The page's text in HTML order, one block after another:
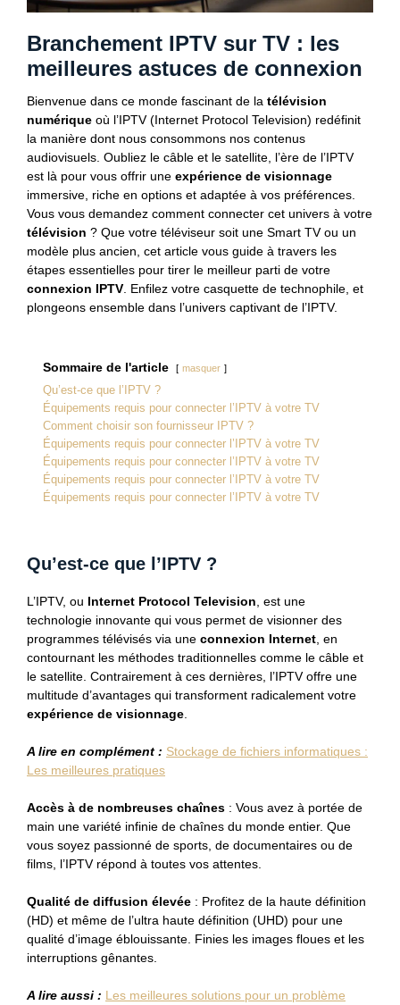
Branchement IPTV sur TV : les
meilleures astuces de connexion
Bienvenue dans ce monde fascinant de la télévision
numérique où l’IPTV (Internet Protocol Television) redéfinit
la manière dont nous consommons nos contenus
audiovisuels. Oubliez le câble et le satellite, l’ère de l’IPTV
est là pour vous offrir une expérience de visionnage
immersive, riche en options et adaptée à vos préférences.
Vous vous demandez comment connecter cet univers à votre
télévision ? Que votre téléviseur soit une Smart TV ou un
modèle plus ancien, cet article vous guide à travers les
étapes essentielles pour tirer le meilleur parti de votre
connexion IPTV . Enfilez votre casquette de technophile, et
plongeons ensemble dans l’univers captivant de l’IPTV.
Sommaire de l'article masquer
Qu’est-ce que l’IPTV ?
Équipements requis pour connecter l’IPTV à votre TV
Comment choisir son fournisseur IPTV ?
Équipements requis pour connecter l’IPTV à votre TV
Équipements requis pour connecter l’IPTV à votre TV
Équipements requis pour connecter l’IPTV à votre TV
Équipements requis pour connecter l’IPTV à votre TV
Qu’est-ce que l’IPTV ?
L’IPTV, ou Internet Protocol Television , est une
technologie innovante qui vous permet de visionner des
programmes télévisés via une connexion Internet , en
contournant les méthodes traditionnelles comme le câble et
le satellite. Contrairement à ces dernières, l’IPTV offre une
multitude d’avantages qui transforment radicalement votre
expérience de visionnage
A lire en complément : Stockage de fichiers informatiques :
Les meilleures pratiques
Accès à de nombreuses chaînes : Vous avez à portée de
main une variété infinie de chaînes du monde entier. Que
vous soyez passionné de sports, de documentaires ou de
films, l’IPTV répond à toutes vos attentes.
Qualité de diffusion élevée : Profitez de la haute définition
(HD) et même de l’ultra haute définition (UHD) pour une
qualité d’image éblouissante. Finies les images floues et les
interruptions gênantes.
A lire aussi : Les meilleures solutions pour un problème